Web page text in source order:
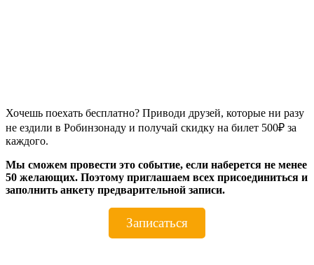
Хочешь поехать бесплатно? Приводи друзей, которые ни разу
не ездили в Робинзонаду и получай скидку на билет 500₽ за
каждого.
Мы сможем провести это событие, если наберется не менее
50 желающих. Поэтому приглашаем всех присоединиться и
заполнить анкету предварительной записи.
Записаться